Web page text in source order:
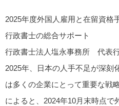
2025年度外国人雇用と在留資格
行政書士の総合サポート
行政書士法人塩永事務所 代表
2025年、日本の人手不足が深刻
は多くの企業にとって重要な戦
によると、2024年10月末時点で